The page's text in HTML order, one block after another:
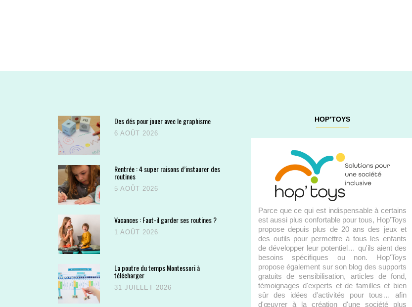
Des dés pour jouer avec le graphisme
6 AOÛT 2026
Rentrée : 4 super raisons d’instaurer des
routines
5 AOÛT 2026
Vacances : Faut-il garder ses routines ?
1 AOÛT 2026
La poutre du temps Montessori à
télécharger
31 JUILLET 2026
HOP’TOYS
Parce que ce qui est indispensable à certains
est aussi plus confortable pour tous, Hop'Toys
propose depuis plus de 20 ans des jeux et
des outils pour permettre à tous les enfants
de développer leur potentiel… qu'ils aient des
besoins spécifiques ou non. Hop'Toys
propose également sur son blog des supports
gratuits de sensibilisation, articles de fond,
témoignages d'experts et de familles et bien
sûr des idées d'activités pour tous… afin
d'œuvrer à la création d'une société plus